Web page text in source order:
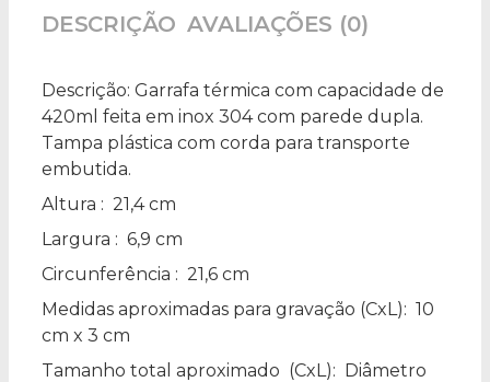
DESCRIÇÃO AVALIAÇÕES (0)
Descrição: Garrafa térmica com capacidade de
420ml feita em inox 304 com parede dupla.
Tampa plástica com corda para transporte
embutida.
Altura : 21,4 cm
Largura : 6,9 cm
Circunferência : 21,6 cm
Medidas aproximadas para gravação (CxL): 10
cm x 3 cm
Tamanho total aproximado (CxL): Diâmetro